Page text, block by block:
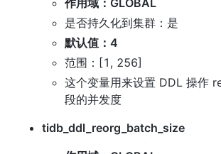
作用域：GLOBAL
是否持久化到集群：是
默认值：4
范围：[1, 256]
这个变量用来设置 DDL 操作
段的并发度
tidb_ddl_reorg_batch_size